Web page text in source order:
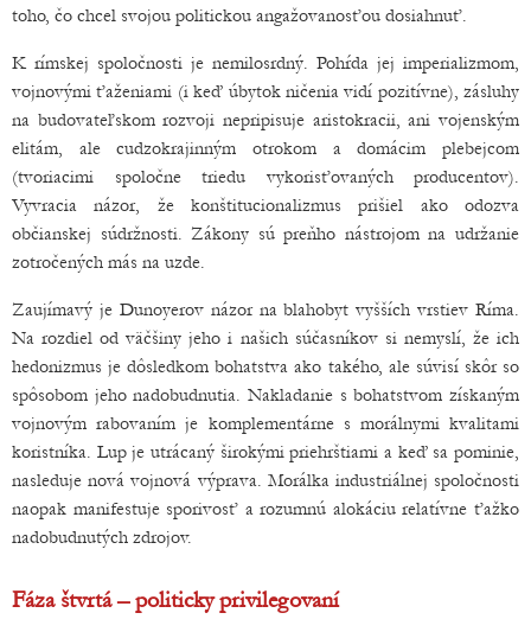
toho, čo chcel svojou politickou angažovanosťou dosiahnuť.
K rímskej spoločnosti je nemilosrdný. Pohŕda jej imperializmom,
vojnovými ťaženiami (i keď úbytok ničenia vidí pozitívne), zásluhy
na budovateľskom rozvoji nepripisuje aristokracii, ani vojenským
elitám, ale cudzokrajinným otrokom a domácim plebejcom
(tvoriacimi spoločne triedu vykorisťovaných producentov).
Vyvracia názor, že konštitucionalizmus prišiel ako odozva
občianskej súdržnosti. Zákony sú preňho nástrojom na udržanie
zotročených más na uzde.
Zaujímavý je Dunoyerov názor na blahobyt vyšších vrstiev Ríma.
Na rozdiel od väčšiny jeho i našich súčasníkov si nemyslí, že ich
hedonizmus je dôsledkom bohatstva ako takého, ale súvisí skôr so
spôsobom jeho nadobudnutia. Nakladanie s bohatstvom získaným
vojnovým rabovaním je komplementárne s morálnymi kvalitami
koristníka. Lup je utrácaný širokými priehrštiami a keď sa pominie,
nasleduje nová vojnová výprava. Morálka industriálnej spoločnosti
naopak manifestuje sporivosť a rozumnú alokáciu relatívne ťažko
nadobudnutých zdrojov.
Fáza štvrtá – politicky privilegovaní